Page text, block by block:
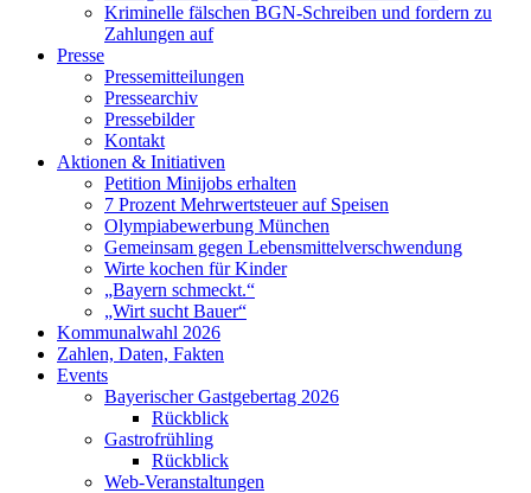
Kriminelle fälschen BGN-Schreiben und fordern zu
Zahlungen auf
Presse
Pressemitteilungen
Pressearchiv
Pressebilder
Kontakt
Aktionen & Initiativen
Petition Minijobs erhalten
7 Prozent Mehrwertsteuer auf Speisen
Olympiabewerbung München
Gemeinsam gegen Lebensmittelverschwendung
Wirte kochen für Kinder
„Bayern schmeckt.“
„Wirt sucht Bauer“
Kommunalwahl 2026
Zahlen, Daten, Fakten
Events
Bayerischer Gastgebertag 2026
Rückblick
Gastrofrühling
Rückblick
Web-Veranstaltungen